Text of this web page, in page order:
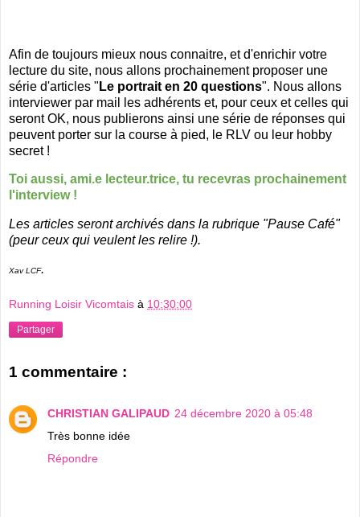
Afin de toujours mieux nous connaitre, et d'enrichir votre
lecture du site, nous allons prochainement proposer une
série d'articles " Le portrait en 20 questions". Nous allons
interviewer par mail les adhérents et, pour ceux et celles qui
seront OK, nous publierons ainsi une série de réponses qui
peuvent porter sur la course à pied, le RLV ou leur hobby
secret !
Toi aussi, ami.e lecteur.trice, tu recevras prochainement
l'interview !
Les articles seront archivés dans la rubrique "Pause Café"
(peur ceux qui veulent les relire !).
Xav LCF.
Running Loisir Vicomtais à 10:30:00
Partager
1 commentaire :
CHRISTIAN GALIPAUD 24 décembre 2020 à 05:48
Très bonne idée
Répondre